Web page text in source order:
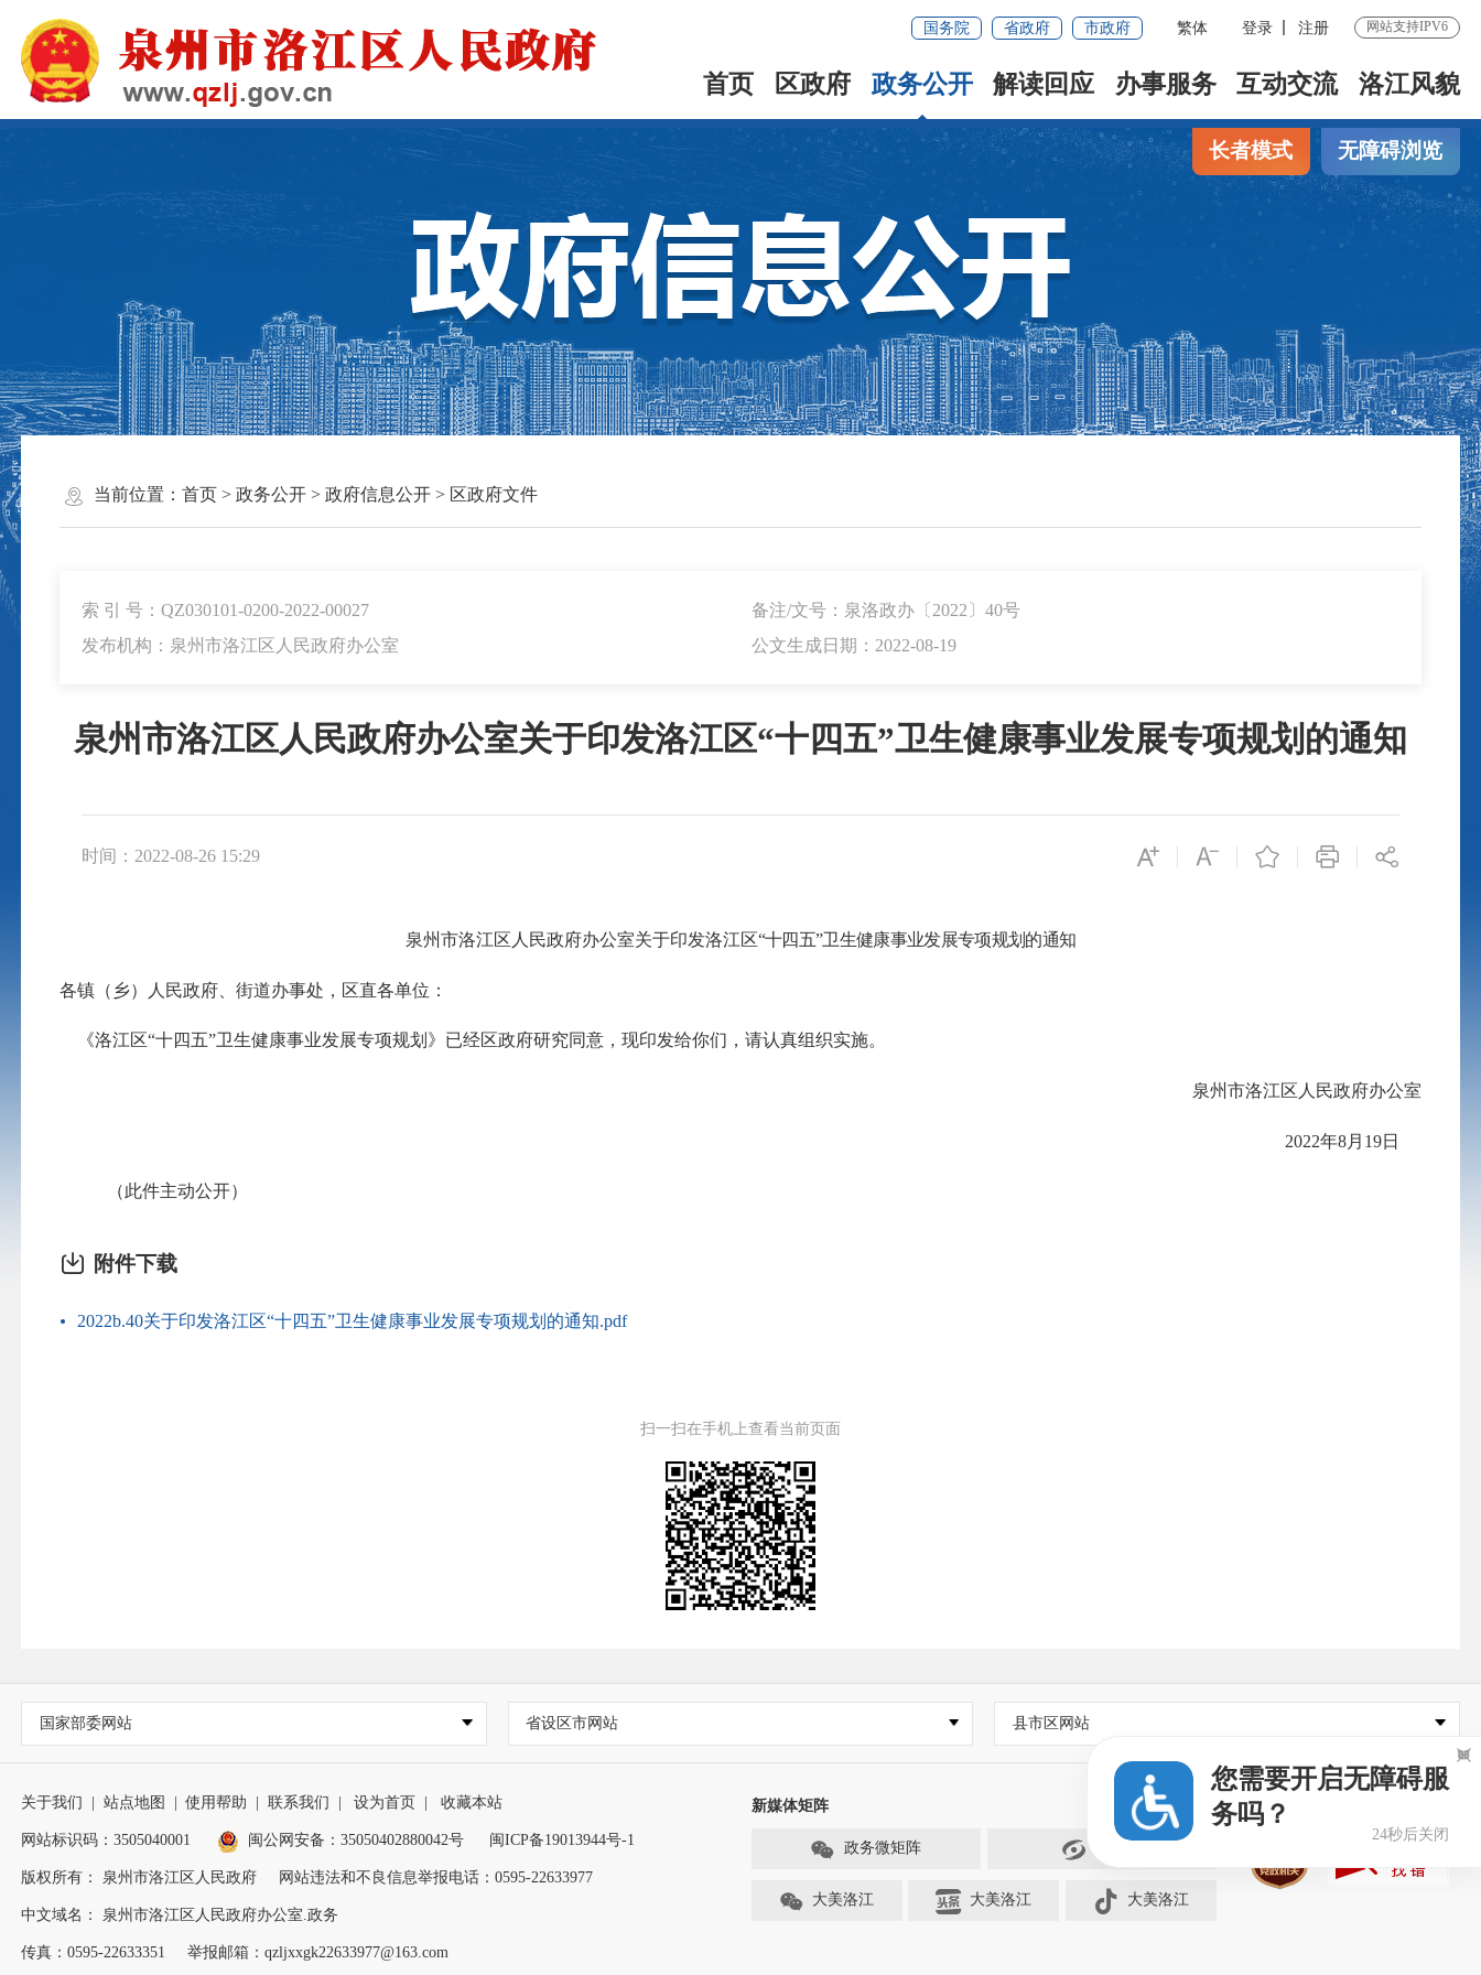
国务院 省政府 市政府 繁体 登录 注册 网站支持IPV6
首页 区政府 政务公开 解读回应 办事服务 互动交流 洛江风貌
长者模式 无障碍浏览
当前位置： 首页> 政务公开> 政府信息公开> 区政府文件
索 引 号：QZ030101-0200-2022-00027
备注/文号：泉洛政办〔2022〕40号
发布机构：泉州市洛江区人民政府办公室
公文生成日期：2022-08-19
泉州市洛江区人民政府办公室关于印发洛江区“十四五”卫生健康事业发展专项规划的通知
时间：2022-08-26 15:29
泉州市洛江区人民政府办公室关于印发洛江区“十四五”卫生健康事业发展专项规划的通知
各镇（乡）人民政府、街道办事处，区直各单位：
《洛江区“十四五”卫生健康事业发展专项规划》已经区政府研究同意，现印发给你们，请认真组织实施。
泉州市洛江区人民政府办公室
2022年8月19日
（此件主动公开）
附件下载
2022b.40关于印发洛江区“十四五”卫生健康事业发展专项规划的通知.pdf
扫一扫在手机上查看当前页面
国家部委网站 省设区市网站 县市区网站
关于我们 站点地图 使用帮助 联系我们 设为首页 收藏本站
网站标识码：3505040001 闽公网安备：35050402880042号 闽ICP备19013944号-1
版权所有： 泉州市洛江区人民政府 网站违法和不良信息举报电话：0595-22633977
中文域名： 泉州市洛江区人民政府办公室.政务
传真：0595-22633351 举报邮箱：qzljxxgk22633977@163.com
新媒体矩阵
政务微矩阵
大美洛江 大美洛江 大美洛江
您需要开启无障碍服
务吗？
24秒后关闭
